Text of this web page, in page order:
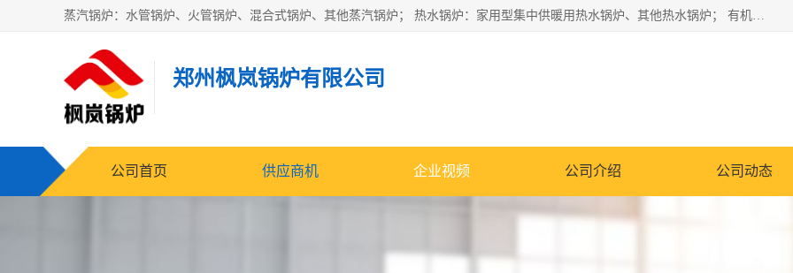
蒸汽锅炉：水管锅炉、火管锅炉、混合式锅炉、其他蒸汽锅炉； 热水锅炉：家用型集中供暖用热水锅炉、其他热水锅炉； 有机热载体锅炉； 船用蒸汽锅炉； （锅炉用辅助设备及装置）蒸汽冷凝器：表面冷凝器、混合式冷凝器、空冷式冷凝器、其他蒸汽冷凝器； 锅炉用辅助设备：节热器、蒸汽收集器、蓄能器、烟垢清除器、气体回收器、泥渣刮除器、空气预热器、其他锅炉用辅助设备；
郑州枫岚锅炉有限公司
公司首页 供应商机 企业视频 公司介绍 公司动态